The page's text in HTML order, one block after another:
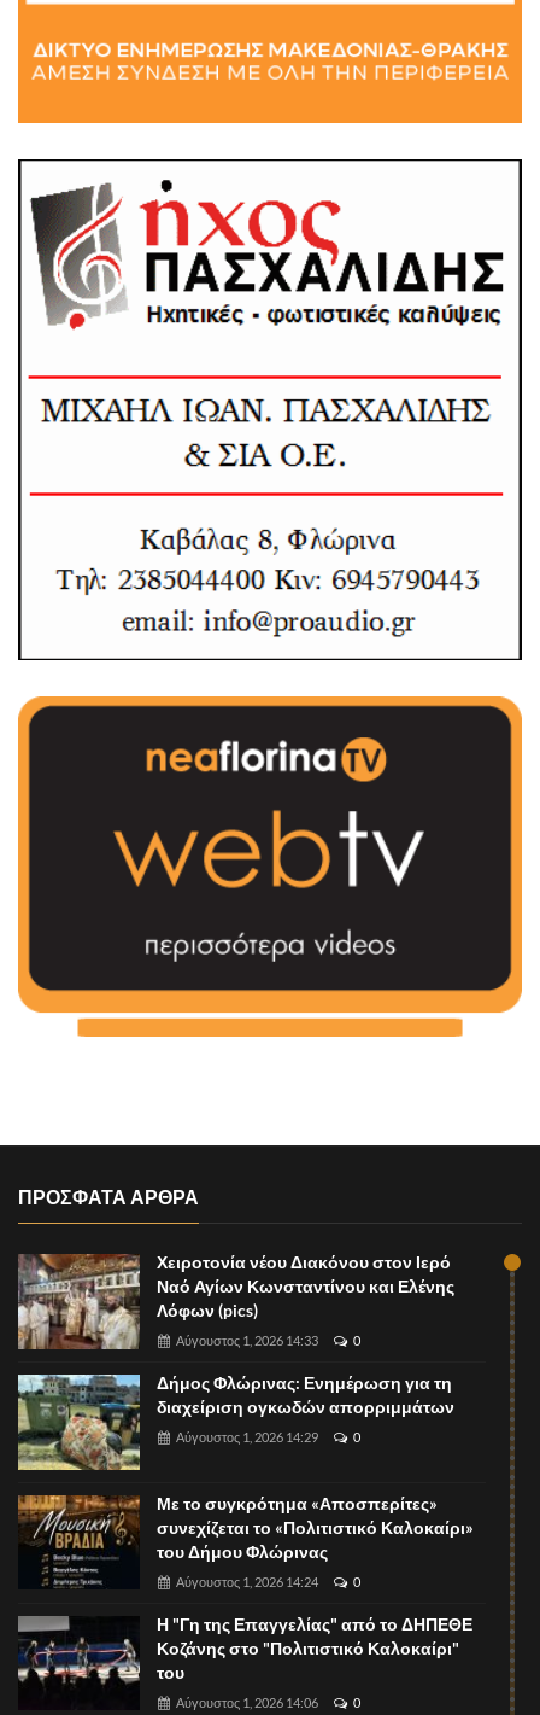
ΠΡΟΣΦΑΤΑ ΑΡΘΡΑ
Χειροτονία νέου Διακόνου στον Ιερό
Ναό Αγίων Κωνσταντίνου και Ελένης
Λόφων (pics)
Αύγουστος 1, 2026 14:33 0
Δήμος Φλώρινας: Ενημέρωση για τη
διαχείριση ογκωδών απορριμμάτων
Αύγουστος 1, 2026 14:29 0
Με το συγκρότημα «Αποσπερίτες»
συνεχίζεται το «Πολιτιστικό Καλοκαίρι»
του Δήμου Φλώρινας
Αύγουστος 1, 2026 14:24 0
Η "Γη της Επαγγελίας" από το ΔΗΠΕΘΕ
Κοζάνης στο "Πολιτιστικό Καλοκαίρι"
του
Αύγουστος 1, 2026 14:06 0